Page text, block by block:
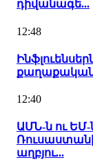
դիվանագե...
12:48
12:40
ԱՄՆ-ն ու
աղբյու...